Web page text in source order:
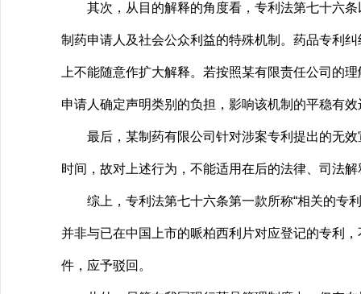
其次，从目的解释的角度看，专利法第七十六条
制药申请人及社会公众利益的特殊机制。药品专利
上不能随意作扩大解释。若按照某有限责任公司的
申请人确定声明类别的负担，影响该机制的平稳有效
最后，某制药有限公司针对涉案专利提出的无效
时间，故对上述行为，不能适用在后的法律、司法
综上，专利法第七十六条第一款所称“相关的专利
并非与已在中国上市的哌柏西利片对应登记的专利
件，应予驳回。